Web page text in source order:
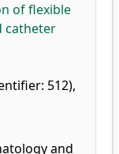
of flexible
catheter
512),
and